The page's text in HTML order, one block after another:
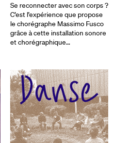
Se reconnecter avec son corps ?
C’est l’expérience que propose
le chorégraphe Massimo Fusco
grâce à cette installation sonore
et chorégraphique…